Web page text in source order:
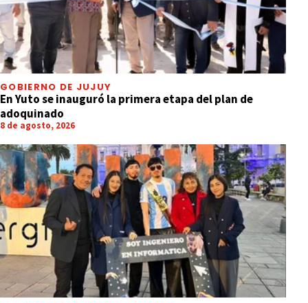
GOBIERNO DE JUJUY
En Yuto se inauguró la primera etapa del plan de
adoquinado
8 de agosto, 2026